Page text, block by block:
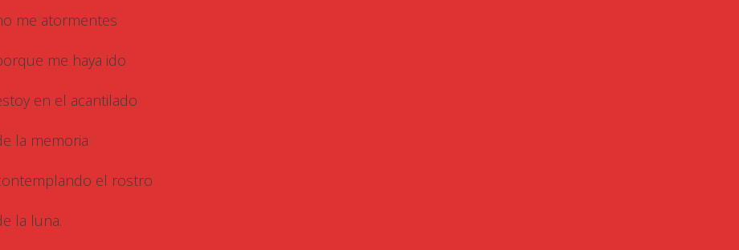
me atormentes
me haya ido
en el acantilado
la memoria
el rostro
la luna.